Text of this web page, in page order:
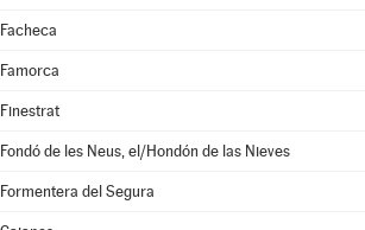
Facheca
Famorca
Finestrat
Fondó de les Neus, el/Hondón de las Nieves
Formentera del Segura